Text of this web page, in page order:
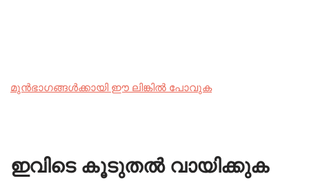
മുൻഭാഗങ്ങൾക്കായി ഈ ലിങ്കിൽ പോവുക
ഇവിടെ കൂടുതൽ വായിക്കുക